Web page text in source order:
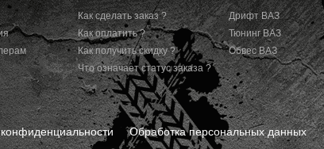
Как сделать заказ ?
Как оплатить ?
Как получить скидку ?
Что означает статус заказа ?
Дрифт ВАЗ
Тюнинг ВАЗ
Обвес ВАЗ
Обработка персональных данных